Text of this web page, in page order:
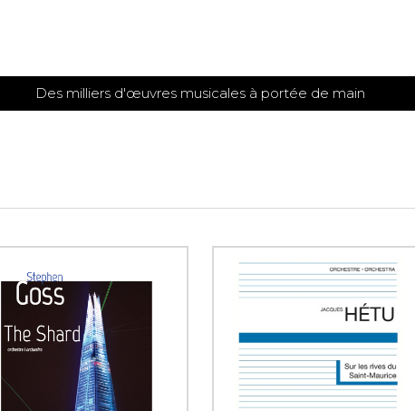
Des milliers d'œuvres musicales à portée de main
et plus
de guitares
de guitares
pour guitare
un autre instrument
de chambre avec guitare
Basson
Clarinette
Clavecin
Cor anglais
Cor français
Flûte
Harpe